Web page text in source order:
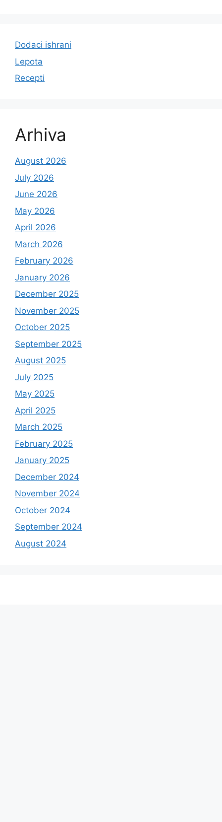
Dodaci ishrani
Lepota
Recepti
Arhiva
August 2026
July 2026
June 2026
May 2026
April 2026
March 2026
February 2026
January 2026
December 2025
November 2025
October 2025
September 2025
August 2025
July 2025
May 2025
April 2025
March 2025
February 2025
January 2025
December 2024
November 2024
October 2024
September 2024
August 2024